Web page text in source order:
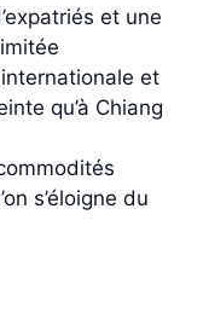
et une
et
qu’à Chiang
s’éloigne du